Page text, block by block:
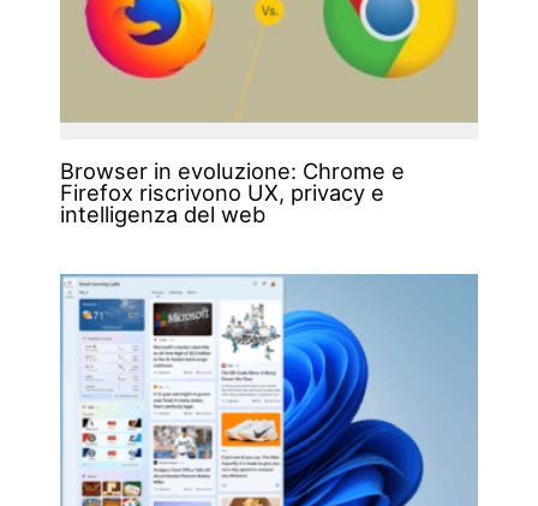
Browser in evoluzione: Chrome e
Firefox riscrivono UX, privacy e
intelligenza del web